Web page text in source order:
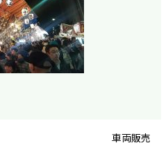
車両販売